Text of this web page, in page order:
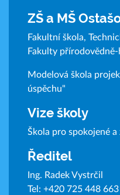
ZŠ a MŠ
Fakultní škola,
Fakulty
Modelová škola
úspěchu"
Vize školy
Škola pro spokojené a
Ředitel
Ing. Radek Vystrčil
Tel: +420 725 448 663